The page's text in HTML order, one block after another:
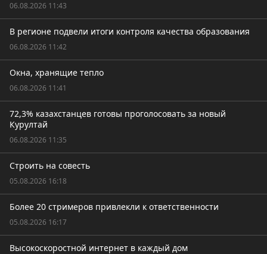
06.08.2026 11:43
В регионе подвели итоги контроля качества образования
06.08.2026 11:42
Окна, хранящие тепло
06.08.2026 11:41
72,3% казахстанцев готовы проголосовать за новый
Курултай
06.08.2026 11:35
Строить на совесть
05.08.2026 16:18
Более 20 стримеров привлекли к ответственности
05.08.2026 16:17
Высокоскоростной интернет в каждый дом